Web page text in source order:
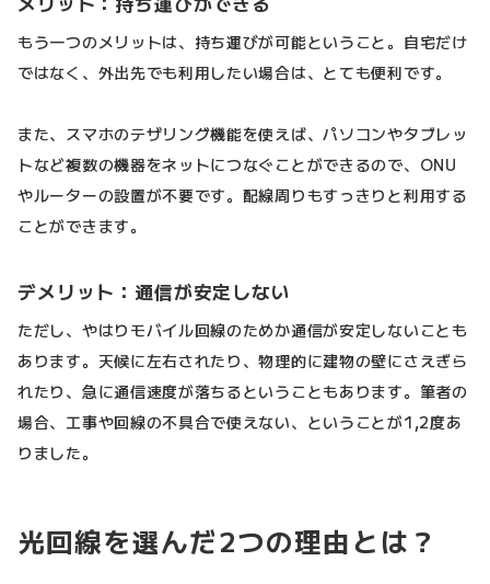
もう一つのメリットは、持ち運びが可能ということ。自宅だけ
ではなく、外出先でも利用したい場合は、とても便利です。
また、スマホのテザリング機能を使えば、パソコンやタブレッ
トなど複数の機器をネットにつなぐことができるので、ONU
やルーターの設置が不要です。配線周りもすっきりと利用する
ことができます。
デメリット：通信が安定しない
ただし、やはりモバイル回線のためか通信が安定しないことも
あります。天候に左右されたり、物理的に建物の壁にさえぎら
れたり、急に通信速度が落ちるということもあります。筆者の
場合、工事や回線の不具合で使えない、ということが1,2度あ
りました。
光回線を選んだ2つの理由とは？